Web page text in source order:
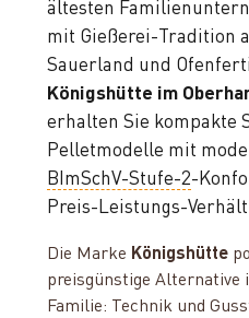
ältesten
mit Gießerei-Tradition
Sauerland und
Königshütte im
erhalten Sie kompakte
Pelletmodelle mit
BImSchV-Stufe-2-
Preis-Leistungs-
Die Marke Königshütte
preisgünstige Alternative
Familie: Technik und